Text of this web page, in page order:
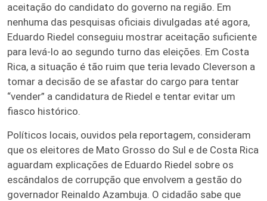
aceitação do candidato do governo na região. Em
nenhuma das pesquisas oficiais divulgadas até agora,
Eduardo Riedel conseguiu mostrar aceitação suficiente
para levá-lo ao segundo turno das eleições. Em Costa
Rica, a situação é tão ruim que teria levado Cleverson a
tomar a decisão de se afastar do cargo para tentar
“vender” a candidatura de Riedel e tentar evitar um
fiasco histórico.
Políticos locais, ouvidos pela reportagem, consideram
que os eleitores de Mato Grosso do Sul e de Costa Rica
aguardam explicações de Eduardo Riedel sobre os
escândalos de corrupção que envolvem a gestão do
governador Reinaldo Azambuja. O cidadão sabe que